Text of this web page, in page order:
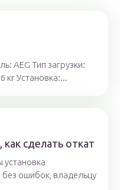
AEG Тип загрузки:
кг Установка:...
сделать откат
ошибок, владельцу